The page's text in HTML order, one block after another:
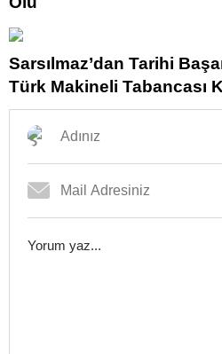
Sarsılmaz’dan Tarihi
Türk Makineli Tabancası